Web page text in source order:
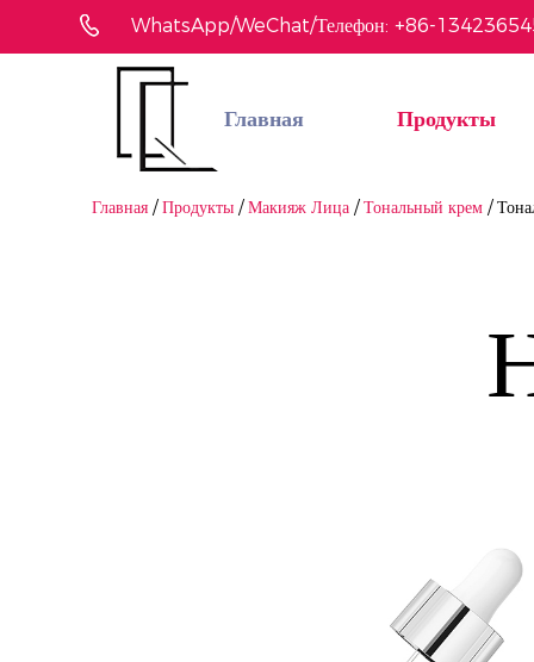
WhatsApp/WeChat/Телефон: +86-
Главная Продукты
Главная /Продукты /Макияж Лица /Тональный крем /